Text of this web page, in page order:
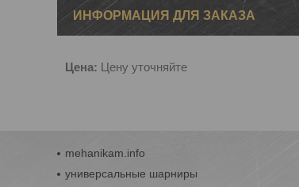
ИНФОРМАЦИЯ ДЛЯ ЗАКАЗА
Цена: Цену уточняйте
mehanikam.info
универсальные шарниры